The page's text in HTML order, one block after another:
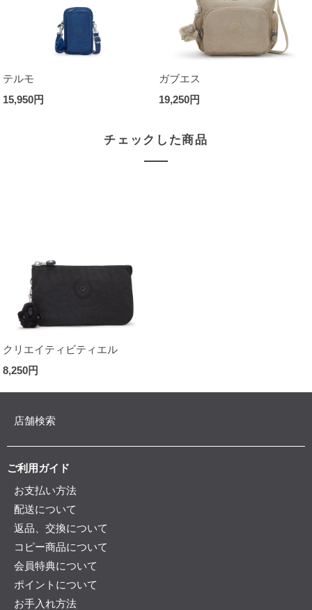
テルモ
15,950円
ガブエス
19,250円
チェックした商品
クリエイティビティエル
8,250円
店舗検索
ご利用ガイド
お支払い方法
配送について
返品、交換について
コピー商品について
会員特典について
ポイントについて
お手入れ方法